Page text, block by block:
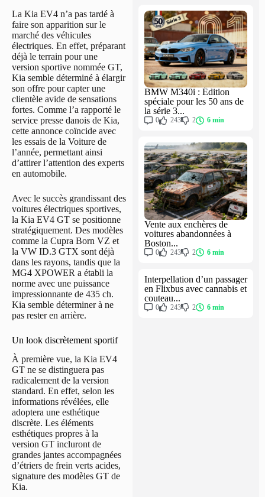
La Kia EV4 n’a pas tardé à
faire son apparition sur le
marché des véhicules
électriques. En effet, préparant
déjà le terrain pour une
version sportive nommée GT,
Kia semble déterminé à élargir
son offre pour capter une
clientèle avide de sensations
fortes. Comme l’a rapporté le
service presse danois de Kia,
cette annonce coïncide avec
les essais de la Voiture de
l’année, permettant ainsi
d’attirer l’attention des experts
en automobile.
Avec le succès grandissant des
voitures électriques sportives,
la Kia EV4 GT se positionne
stratégiquement. Des modèles
comme la Cupra Born VZ et
la VW ID.3 GTX sont déjà
dans les rayons, tandis que la
MG4 XPOWER a établi la
norme avec une puissance
impressionnante de 435 ch.
Kia semble déterminer à ne
pas rester en arrière.
Un look discrètement sportif
À première vue, la Kia EV4
GT ne se distinguera pas
radicalement de la version
standard. En effet, selon les
informations révélées, elle
adoptera une esthétique
discrète. Les éléments
esthétiques propres à la
version GT incluront de
grandes jantes accompagnées
d’étriers de frein verts acides,
signature des modèles GT de
Kia.
BMW M340i : Édition
spéciale pour les 50 ans de
la série 3...
0 243 2 6 min
Vente aux enchères de
voitures abandonnées à
Boston...
0 243 2 6 min
Interpellation d’un passager
en Flixbus avec cannabis et
couteau...
0 243 2 6 min